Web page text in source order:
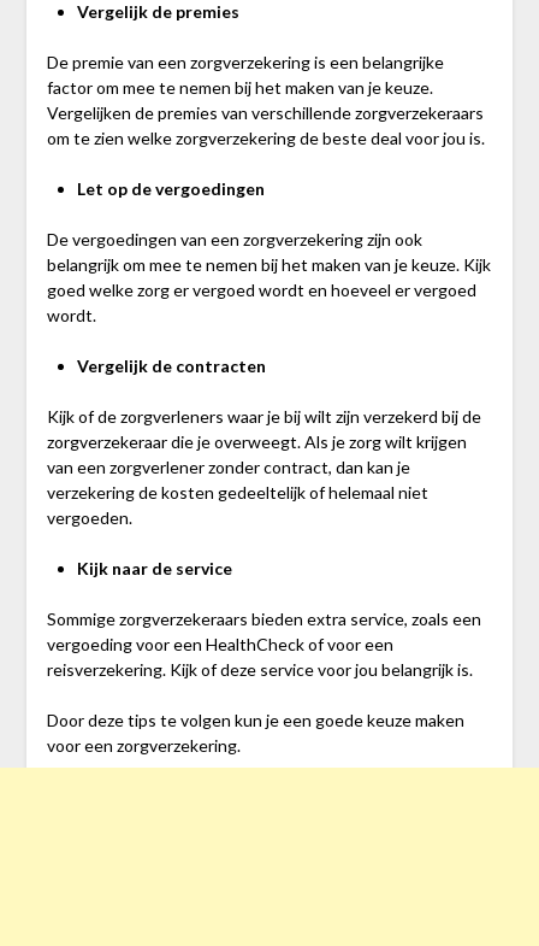
Vergelijk de premies
De premie van een zorgverzekering is een belangrijke
factor om mee te nemen bij het maken van je keuze.
Vergelijken de premies van verschillende zorgverzekeraars
om te zien welke zorgverzekering de beste deal voor jou is.
Let op de vergoedingen
De vergoedingen van een zorgverzekering zijn ook
belangrijk om mee te nemen bij het maken van je keuze. Kijk
goed welke zorg er vergoed wordt en hoeveel er vergoed
wordt.
Vergelijk de contracten
Kijk of de zorgverleners waar je bij wilt zijn verzekerd bij de
zorgverzekeraar die je overweegt. Als je zorg wilt krijgen
van een zorgverlener zonder contract, dan kan je
verzekering de kosten gedeeltelijk of helemaal niet
vergoeden.
Kijk naar de service
Sommige zorgverzekeraars bieden extra service, zoals een
vergoeding voor een HealthCheck of voor een
reisverzekering. Kijk of deze service voor jou belangrijk is.
Door deze tips te volgen kun je een goede keuze maken
voor een zorgverzekering.